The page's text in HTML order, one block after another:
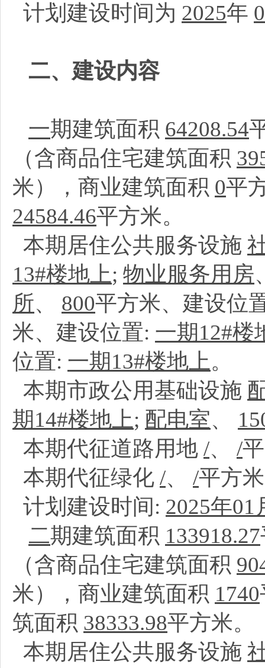
计划建设时间为 2025年
二、建设内容
一期建筑面积 64208.54
（含商品住宅建筑面积
米），商业建筑面积 0平
24584.46平方米。
本期居住公共服务设施
13#楼地上; 物业服务用房
所、 800平方米、建设位
米、建设位置: 一期12#楼
位置: 一期13#楼地上。
本期市政公用基础设施
期14#楼地上; 配电室、
本期代征道路用地 /、 /
本期代征绿化 /、 /平方
计划建设时间: 2025年01
二期建筑面积 133918.27
（含商品住宅建筑面积
米），商业建筑面积 1740
筑面积 38333.98平方米。
本期居住公共服务设施